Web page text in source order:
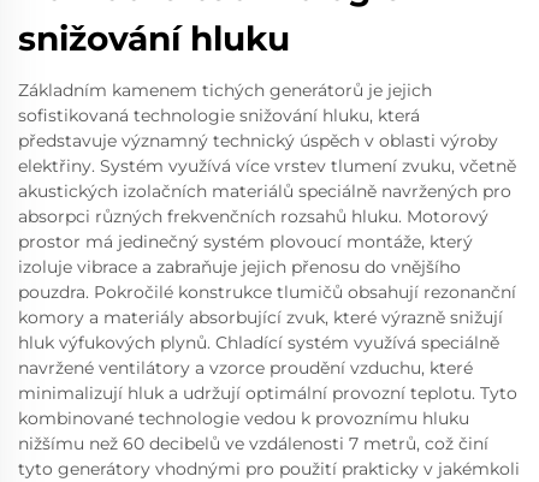
snižování hluku
Základním kamenem tichých generátorů je jejich
sofistikovaná technologie snižování hluku, která
představuje významný technický úspěch v oblasti výroby
elektřiny. Systém využívá více vrstev tlumení zvuku, včetně
akustických izolačních materiálů speciálně navržených pro
absorpci různých frekvenčních rozsahů hluku. Motorový
prostor má jedinečný systém plovoucí montáže, který
izoluje vibrace a zabraňuje jejich přenosu do vnějšího
pouzdra. Pokročilé konstrukce tlumičů obsahují rezonanční
komory a materiály absorbující zvuk, které výrazně snižují
hluk výfukových plynů. Chladící systém využívá speciálně
navržené ventilátory a vzorce proudění vzduchu, které
minimalizují hluk a udržují optimální provozní teplotu. Tyto
kombinované technologie vedou k provoznímu hluku
nižšímu než 60 decibelů ve vzdálenosti 7 metrů, což činí
tyto generátory vhodnými pro použití prakticky v jakémkoli